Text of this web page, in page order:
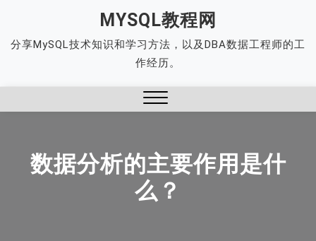
content
MYSQL教程网
分享MySQL技术知识和学习方法，以及DBA数据工程师的工
作经历。
数据分析的主要作用是什
么？